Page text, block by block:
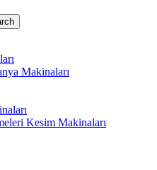
Makinaları
Kesim Makinaları